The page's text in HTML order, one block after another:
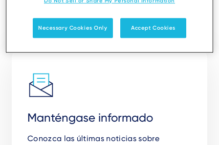
Manténgase informado
Conozca las últimas noticias sobre
Necessary Cookies Only Accept Cookies